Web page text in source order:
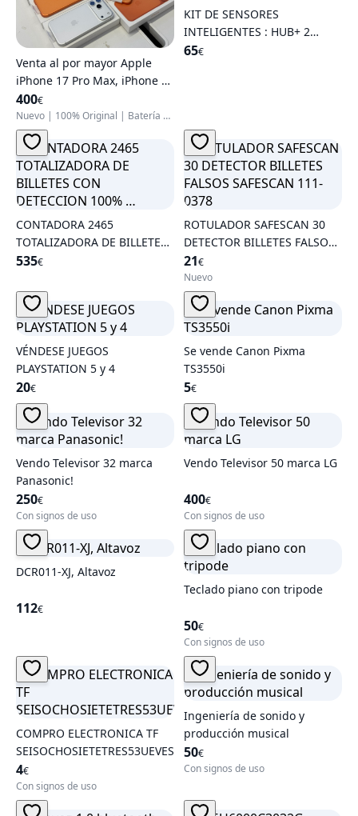
Venta al por mayor Apple
iPhone 17 Pro Max, iPhone 17
Pro, iPhone 17, iPhone Air,
iPhone 16 Pro Max, iPhone 16
Pro, iPhone 16, iPhone 16
Plus
400€
Nuevo | 100% Original | Batería al 100%
KIT DE SENSORES
INTELIGENTES : HUB+ 2
SENSORES CONTACTO+ 1 …
65€
CONTADORA 2465
TOTALIZADORA DE BILLETES
CON DETECCION 100% …
535€
ROTULADOR SAFESCAN 30
DETECTOR BILLETES FALSOS
SAFESCAN 111-0378
21€
Nuevo
VÉNDESE JUEGOS
PLAYSTATION 5 y 4
20€
Se vende Canon Pixma
TS3550i
5€
Vendo Televisor 32 marca
Panasonic!
250€
Con signos de uso
Vendo Televisor 50 marca LG
400€
Con signos de uso
DCR011-XJ, Altavoz
112€
Teclado piano con tripode
50€
Con signos de uso
COMPRO ELECTRONICA TF
SEISOCHOSIETETRES53UEVESEISNUEVE
4€
Con signos de uso
Ingeniería de sonido y
producción musical
50€
Con signos de uso